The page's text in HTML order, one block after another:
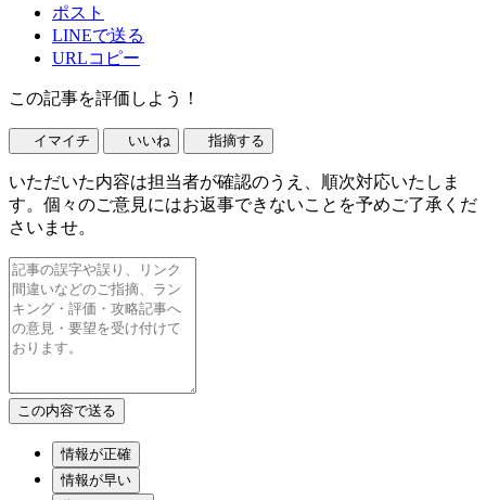
ポスト
LINEで送る
URLコピー
この記事を評価しよう！
イマイチ いいね 指摘する
いただいた内容は担当者が確認のうえ、順次対応いたしま
す。個々のご意見にはお返事できないことを予めご了承くだ
さいませ。
情報が正確
情報が早い